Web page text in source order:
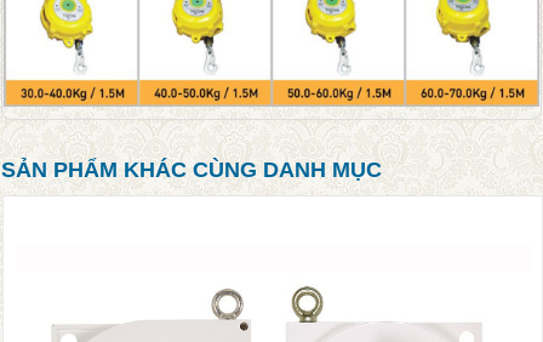
SẢN PHẨM KHÁC CÙNG DANH MỤC